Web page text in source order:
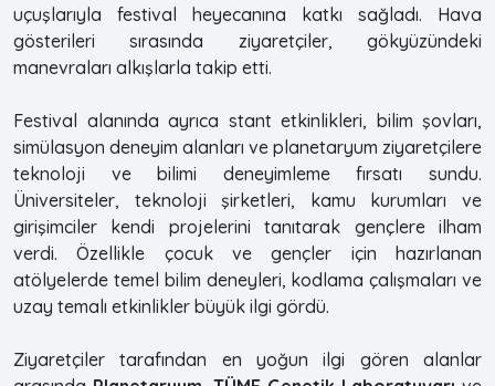
uçuşlarıyla festival heyecanına katkı sağladı. Hava
gösterileri sırasında ziyaretçiler, gökyüzündeki
manevraları alkışlarla takip etti.
Festival alanında ayrıca stant etkinlikleri, bilim şovları,
simülasyon deneyim alanları ve planetaryum ziyaretçilere
teknoloji ve bilimi deneyimleme fırsatı sundu.
Üniversiteler, teknoloji şirketleri, kamu kurumları ve
girişimciler kendi projelerini tanıtarak gençlere ilham
verdi. Özellikle çocuk ve gençler için hazırlanan
atölyelerde temel bilim deneyleri, kodlama çalışmaları ve
uzay temalı etkinlikler büyük ilgi gördü.
Ziyaretçiler tarafından en yoğun ilgi gören alanlar